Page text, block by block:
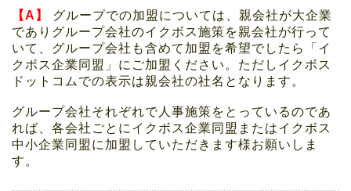
【A】
グループでの加盟については、親会社が大企業
でありグループ会社のイクボス施策を親会社が行って
いて、グループ会社も含めて加盟を希望でしたら「イ
クボス企業同盟」にご加盟ください。ただしイクボス
ドットコムでの表示は親会社の社名となります。
グループ会社それぞれで人事施策をとっているのであ
れば、各会社ごとにイクボス企業同盟またはイクボス
中小企業同盟に加盟していただきます様お願いしま
す。